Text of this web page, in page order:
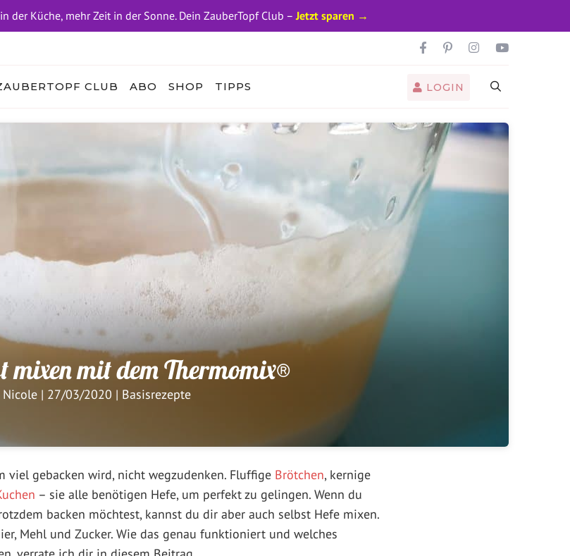
CLUB ABO SHOP TIPPS LOGIN
mixen mit dem Thermomix®
Nicole| 27/03/2020 | Basisrezepte
viel gebacken wird, nicht wegzudenken. Fluffige Brötchen, kernige
– sie alle benötigen Hefe, um perfekt zu gelingen. Wenn du
backen möchtest, kannst du dir aber auch selbst Hefe mixen.
Mehl und Zucker. Wie das genau funktioniert und welches
der Küche, mehr Zeit in der Sonne. Dein ZauberTopf Club –Jetzt sparen →